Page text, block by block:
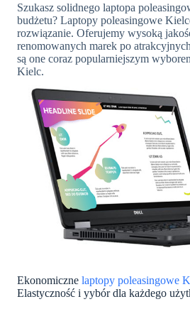
Szukasz solidnego laptopa
budżetu? Laptopy poleasingowe
rozwiązanie. Oferujemy wysoką
renomowanych marek po
są one coraz popularniejszym
Kielc.
Ekonomiczne laptopy poleasingowe
Elastyczność i yybór dla każdego